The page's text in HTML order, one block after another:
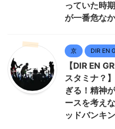
っていた時
が一番危な
京 DIR EN
【DIR EN
スタミナ？
ぎる！精神
ースを考え
ッドバンキ